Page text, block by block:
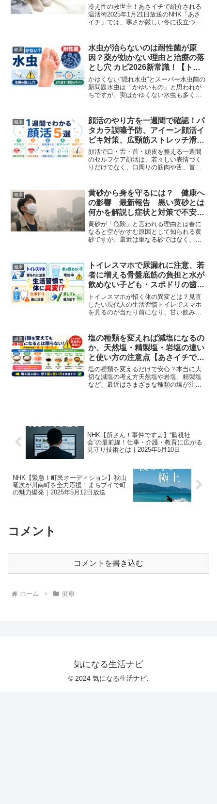
2025年1月21日放送
冷え性の救世主！あさイチで紹介される
温活術2025年1月21日放送のNHK「あさ
イチ」では、寒さが厳しい冬に役立つ
さを快適に乗り切るための温活グッズ
や、手軽にできる温...
健康
水虫が治らないのは耐性菌が原
因？薬が効かない理由と治療の落
とし穴 カビ2026新常識！【トリ
セツショーで話題】
かゆくない“隠れ水虫”とスーパー水虫菌の
新問題水虫は「かゆいもの」と思われが
ちですが、実はかゆくない水虫も多く、
きにくい“スーパー水虫菌”と呼ばれる耐性
菌も世界的に増え...
健康
顔活のやり方を一週間で確認！パ
タカラ誤嚥予防、アイーン顔活イ
ビキ対策、広頸筋ストレッチ滑舌
ケア【有働由美子の健康案内人！
で紹介】
顔活で口・舌・首・頭皮を整える一週間
のセルフケア顔活は、若々しい表情づく
りだけでなく、口周りの筋肉や舌、首、
情を取り戻す、「顔活」（2026年6月1
日〜6月5日）』でも...
健康
黄砂から身を守るには？ 健康へ
の影響 最新報告 黒い黄砂とは
何かを解説し症状と対策で不安を
解消する方法
黄砂が「危険」と言われる理由とは春に
なると空がかすむ原因として知られる黄
砂ですが、最近は単なる砂ではなく、健
守るには？ 健康への影響 最新報告）
（2026年4月9日）』...
健康
トイレスマホで尿漏れに注意、若
者に増える骨盤底筋の負担と水が
飲めない子ども・スポドリの歯へ
の影響までわかる生活習慣の見直
し方【所さん！事件ですよで話
題】
トイレスマホが招く体の異変とは？見直
したい現代人の生活習慣トイレでスマホ
を見るのが当たり前になり、甘い飲み物
響を与えていることをご存じでしょう
か。近年は若者の尿漏れや水...
健康
塩の種類を変えれば減塩になるの
か、天然塩・精製塩・岩塩の違い
と使い方の注意点【あさイチで話
題】
塩の種類を変えるだけで安心？本当に大
切な減塩の考え方天然塩や岩塩、精製塩
など、最近はさまざまな種類の塩が注目
NHK【所さん！事件ですよ】“監視社
会”の最前線！仕事・介護・教育に広がる
見守り技術とは｜2025年5月10日
NHK【緊急！町民オーディション】秋山
竜次が川南町を全力応援！まちブイで町
の魅力爆発｜2025年5月12日放送
コメント
コメントを書き込む
ホーム 健康
気になる生活ナビ
© 2024 気になる生活ナビ.